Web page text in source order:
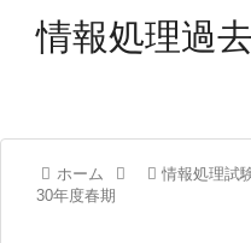
情報処理過
ホーム 情報処理試
30年度春期